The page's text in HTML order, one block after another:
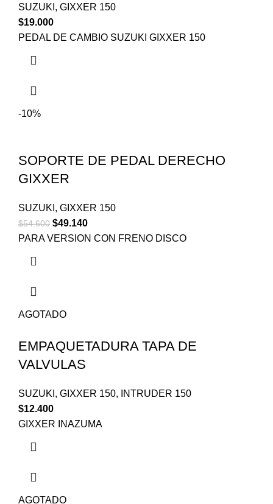
SUZUKI , GIXXER 150
$19.000
PEDAL DE CAMBIO SUZUKI GIXXER 150
-10%
SOPORTE DE PEDAL DERECHO
GIXXER
SUZUKI , GIXXER 150
$54.600 $49.140
PARA VERSION CON FRENO DISCO
AGOTADO
EMPAQUETADURA TAPA DE
VALVULAS
SUZUKI , GIXXER 150,
INTRUDER 150
$12.400
GIXXER INAZUMA
AGOTADO